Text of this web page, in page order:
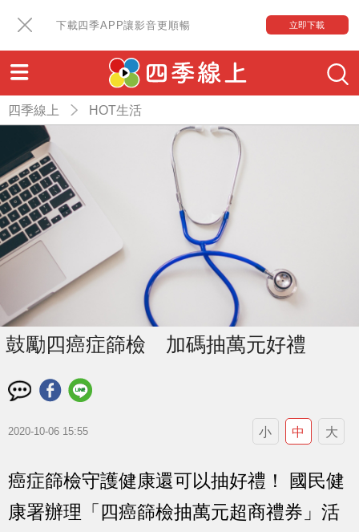
下載四季APP讓影音更順暢 立即下載
四季線上 HOT生活
鼓勵四癌症篩檢 加碼抽萬元好禮
2020-10-06 15:55 小 中 大
癌症篩檢守護健康還可以抽好禮！ 國民健
康署辦理「四癌篩檢抽萬元超商禮券」活